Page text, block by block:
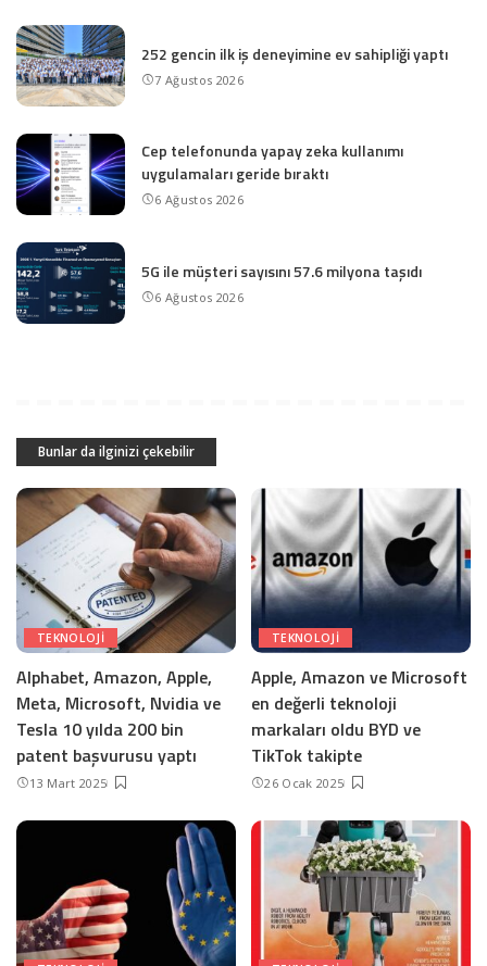
252 gencin ilk iş deneyimine ev sahipliği yaptı
7 Ağustos 2026
Cep telefonunda yapay zeka kullanımı
uygulamaları geride bıraktı
6 Ağustos 2026
5G ile müşteri sayısını 57.6 milyona taşıdı
6 Ağustos 2026
Bunlar da ilginizi çekebilir
TEKNOLOJI
Alphabet, Amazon, Apple,
Meta, Microsoft, Nvidia ve
Tesla 10 yılda 200 bin
patent başvurusu yaptı
13 Mart 2025
TEKNOLOJI
Apple, Amazon ve Microsoft
en değerli teknoloji
markaları oldu BYD ve
TikTok takipte
26 Ocak 2025